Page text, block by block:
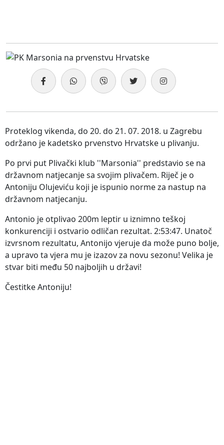
Proteklog vikenda, do 20. do 21. 07. 2018. u Zagrebu
održano je kadetsko prvenstvo Hrvatske u plivanju.
Po prvi put Plivački klub ''Marsonia'' predstavio se na
državnom natjecanje sa svojim plivačem. Riječ je o
Antoniju Olujeviću koji je ispunio norme za nastup na
državnom natjecanju.
Antonio je otplivao 200m leptir u iznimno teškoj
konkurenciji i ostvario odličan rezultat. 2:53:47. Unatoč
izvrsnom rezultatu, Antonijo vjeruje da može puno bolje,
a upravo ta vjera mu je izazov za novu sezonu! Velika je
stvar biti među 50 najboljih u državi!
Čestitke Antoniju!